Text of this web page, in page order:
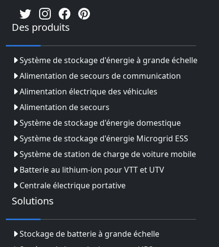
Des produits
Système de stockage d'énergie à grande échelle
Alimentation de secours de communication
Alimentation électrique des véhicules
Alimentation de secours
Système de stockage d'énergie domestique
Système de stockage d'énergie Microgrid ESS
Système de station de charge de voiture mobile
Batterie au lithium-ion pour VTT et UTV
Centrale électrique portative
Solutions
Stockage de batterie à grande échelle